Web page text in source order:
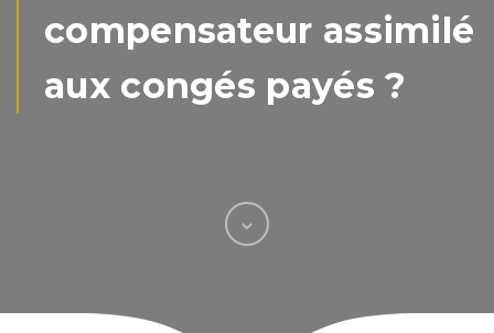
compensateur assimilé
aux congés payés ?